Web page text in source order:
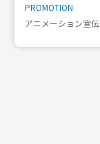
PROMOTION
アニメーション宣伝